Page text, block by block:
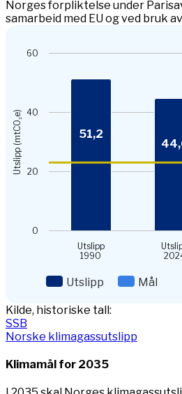
Norges forpliktelse under
samarbeid med EU og ved bruk
The chart has 1 X axis displaying
The chart has 1 Y axis
Utslipp (mtCO₂e) 51,2
Utslipp
1990
0
20
40
60
Utslipp
Mål
End of interactive chart.
Kilde, historiske tall:
SSB
Norske klimagassutslipp
Klimamål for 2035